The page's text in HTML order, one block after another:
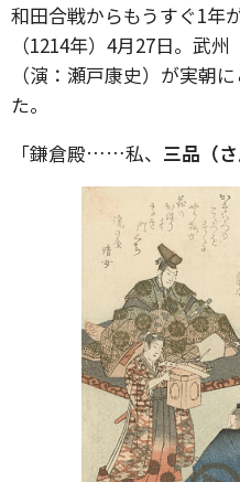
和田合戦からもうすぐ1年
（1214年）4月27日。武
（演：瀬戸康史）が実朝
た。
「鎌倉殿……私、 三品（さ